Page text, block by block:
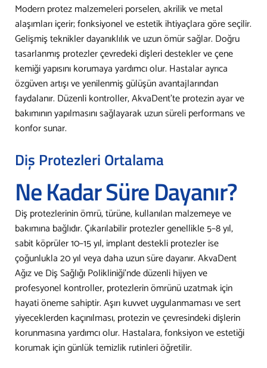
Modern protez malzemeleri porselen, akrilik ve metal
alaşımları içerir; fonksiyonel ve estetik ihtiyaçlara göre seçilir.
Gelişmiş teknikler dayanıklılık ve uzun ömür sağlar. Doğru
tasarlanmış protezler çevredeki dişleri destekler ve çene
kemiği yapısını korumaya yardımcı olur. Hastalar ayrıca
özgüven artışı ve yenilenmiş gülüşün avantajlarından
faydalanır. Düzenli kontroller, AkvaDent’te protezin ayar ve
bakımının yapılmasını sağlayarak uzun süreli performans ve
konfor sunar.
Diş Protezleri Ortalama
Ne Kadar Süre Dayanır?
Diş protezlerinin ömrü, türüne, kullanılan malzemeye ve
bakımına bağlıdır. Çıkarılabilir protezler genellikle 5–8 yıl,
sabit köprüler 10–15 yıl, implant destekli protezler ise
çoğunlukla 20 yıl veya daha uzun süre dayanır. AkvaDent
Ağız ve Diş Sağlığı Polikliniği’nde düzenli hijyen ve
profesyonel kontroller, protezlerin ömrünü uzatmak için
hayati öneme sahiptir. Aşırı kuvvet uygulanmaması ve sert
yiyeceklerden kaçınılması, protezin ve çevresindeki dişlerin
korunmasına yardımcı olur. Hastalara, fonksiyon ve estetiği
korumak için günlük temizlik rutinleri öğretilir.